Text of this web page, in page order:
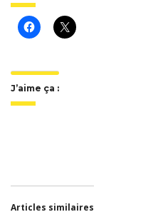
J’aime ça :
Articles similaires